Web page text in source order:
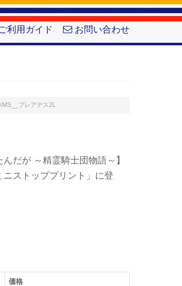
利用ガイド お問い合わせ
プレアデス2L
だが ～精霊騎士団物語～】
ストッププリント」に登
価格